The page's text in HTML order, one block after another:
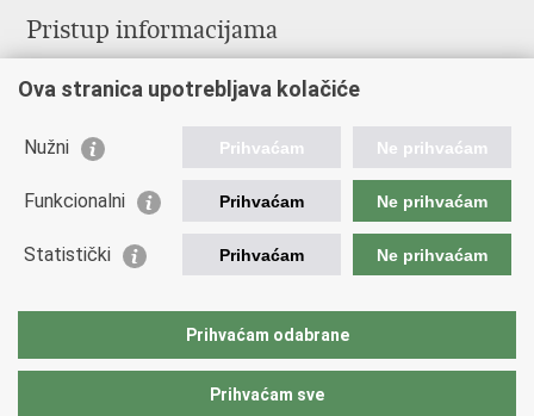
Pristup informacijama
Savjetovanje
Zapošljavanje
Odnosi s javnošću
Važne poveznice
Ministarstvo unutarnjih poslova
Ova stranica upotrebljava kolačiće
Nužni Prihvaćam Ne prihvaćam
Funkcionalni Prihvaćam Ne prihvaćam
Statistički Prihvaćam Ne prihvaćam
Prihvaćam odabrane
Prihvaćam sve